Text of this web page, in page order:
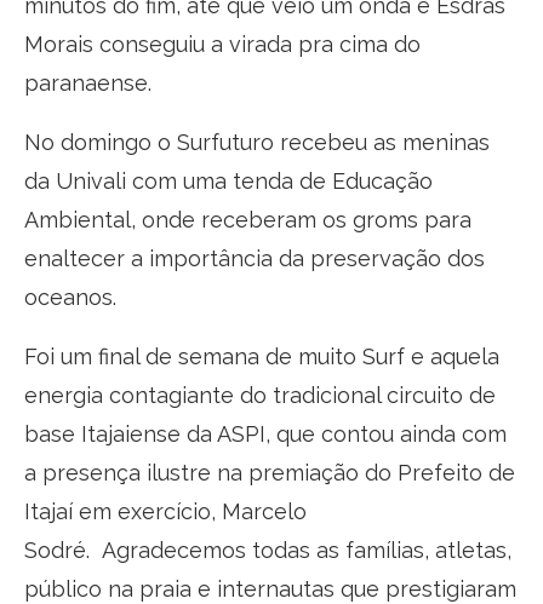
minutos do fim, até que veio um onda e Esdras
Morais conseguiu a virada pra cima do
paranaense.
No domingo o Surfuturo recebeu as meninas
da Univali com uma tenda de Educação
Ambiental, onde receberam os groms para
enaltecer a importância da preservação dos
oceanos.
Foi um final de semana de muito Surf e aquela
energia contagiante do tradicional circuito de
base Itajaiense da ASPI, que contou ainda com
a presença ilustre na premiação do Prefeito de
Itajaí em exercício, Marcelo
Sodré. Agradecemos todas as famílias, atletas,
público na praia e internautas que prestigiaram